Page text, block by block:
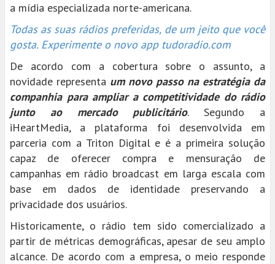
a mídia especializada norte-americana.
Todas as suas rádios preferidas, de um jeito que você
gosta. Experimente o novo app tudoradio.com
De acordo com a cobertura sobre o assunto, a
novidade representa um novo passo na estratégia da
companhia para ampliar a competitividade do rádio
junto ao mercado publicitário. Segundo a
iHeartMedia, a plataforma foi desenvolvida em
parceria com a Triton Digital e é a primeira solução
capaz de oferecer compra e mensuração de
campanhas em rádio broadcast em larga escala com
base em dados de identidade preservando a
privacidade dos usuários.
Historicamente, o rádio tem sido comercializado a
partir de métricas demográficas, apesar de seu amplo
alcance. De acordo com a empresa, o meio responde